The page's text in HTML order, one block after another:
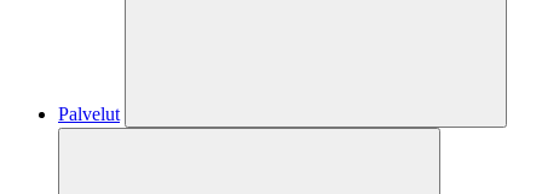
Palvelut